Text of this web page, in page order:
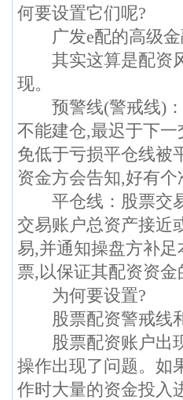
何要设置它们呢?
广发e配的高级金
其实这算是配资风
现。
预警线(警戒线)：
不能建仓,最迟于下
免低于亏损平仓线被
资金方会告知,好有个
平仓线：股票交易
交易账户总资产接近
易,并通知操盘方补
票,以保证其配资资金
为何要设置?
股票配资警戒线和
股票配资账户出现
操作出现了问题。如
作时大量的资金投入